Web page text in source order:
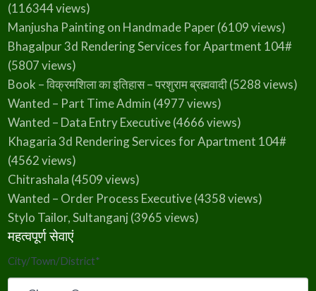
(116344 views)
Manjusha Painting on Handmade Paper(6109 views)
Bhagalpur 3d Rendering Services for Apartment 104#
(5807 views)
Book – विक्रमशिला का इतिहास – परशुराम ब्रह्मवादी(5288 views)
Wanted – Part Time Admin (4977 views)
Wanted – Data Entry Executive(4666 views)
Khagaria 3d Rendering Services for Apartment 104#
(4562 views)
Chitrashala (4509 views)
Wanted – Order Process Executive(4358 views)
Stylo Tailor, Sultanganj (3965 views)
महत्वपूर्ण सेवाएं
City/Town/District*